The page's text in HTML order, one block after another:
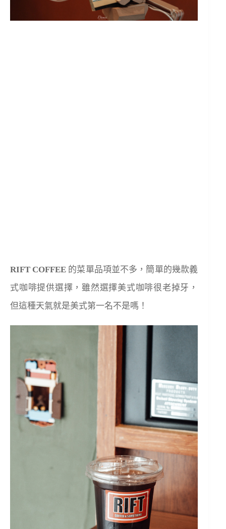
RIFT COFFEE 的菜單品項並不多，簡單的幾款義
式咖啡提供選擇，雖然選擇美式咖啡很老掉牙，
但這種天氣就是美式第一名不是嗎！